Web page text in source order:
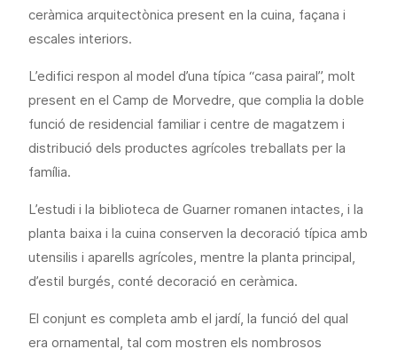
ceràmica arquitectònica present en la cuina, façana i
escales interiors.
L’edifici respon al model d’una típica “casa pairal”, molt
present en el Camp de Morvedre, que complia la doble
funció de residencial familiar i centre de magatzem i
distribució dels productes agrícoles treballats per la
família.
L’estudi i la biblioteca de Guarner romanen intactes, i la
planta baixa i la cuina conserven la decoració típica amb
utensilis i aparells agrícoles, mentre la planta principal,
d’estil burgés, conté decoració en ceràmica.
El conjunt es completa amb el jardí, la funció del qual
era ornamental, tal com mostren els nombrosos